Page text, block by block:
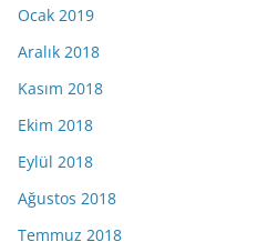
Ocak 2019
Aralık 2018
Kasım 2018
Ekim 2018
Eylül 2018
Ağustos 2018
Temmuz 2018